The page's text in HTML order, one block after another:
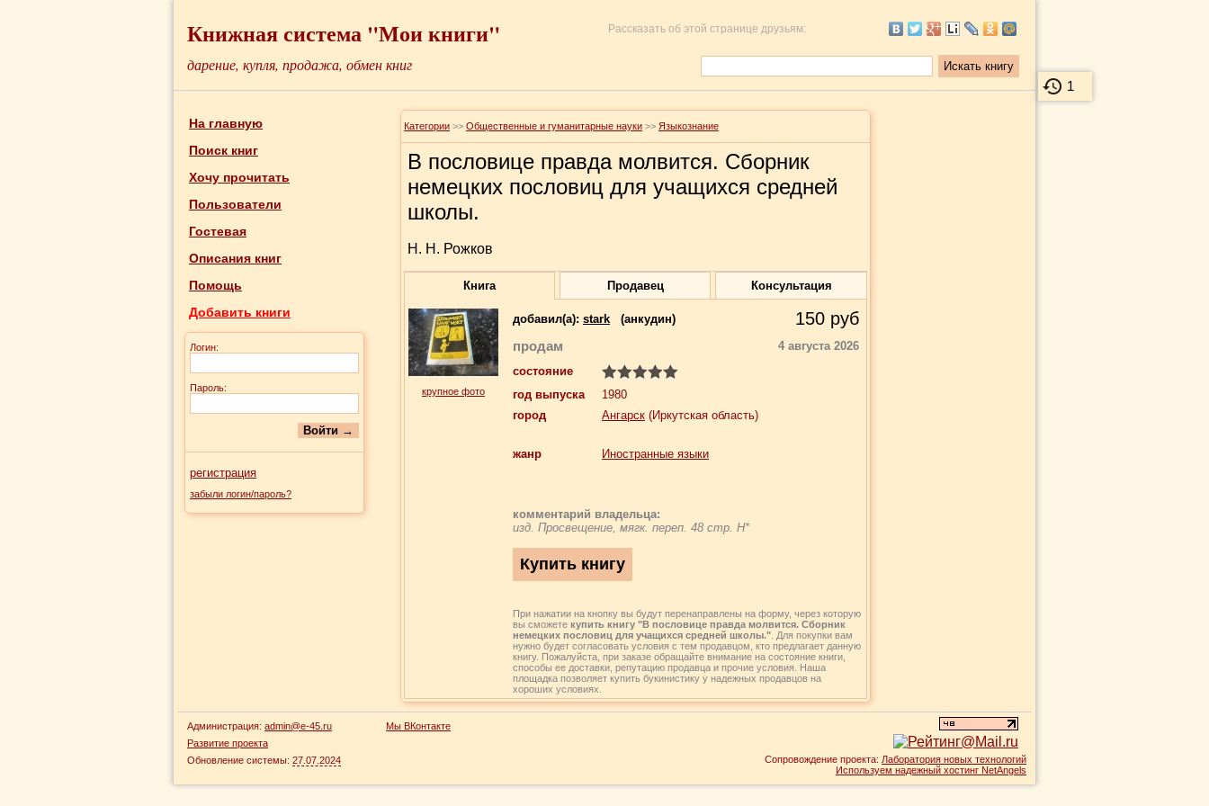
1
Книжная система "Мои книги" Рассказать об этой странице друзьям:
дарение, купля, продажа, обмен книг
На главную
Поиск книг
Хочу прочитать
Пользователи
Гостевая
Описания книг
Помощь
Добавить книги
Логин:
Пароль:
регистрация
забыли логин/пароль?
Категории >> Общественные и гуманитарные науки >> Языкознание
В пословице правда молвится. Сборник
немецких пословиц для учащихся средней
школы.
Н. Н. Рожков
Книга Продавец Консультация
крупное фото
добавил(a): stark (анкудин) 150 руб
продам
4 августа 2026
состояние
год выпуска
1980
город
Ангарск (Иркутская область)
жанр Иностранные языки
комментарий владельца:
изд. Просвещение, мягк. переп. 48 стр. Н*
При нажатии на кнопку вы будут перенаправлены на форму, через которую
вы сможете купить книгу "В пословице правда молвится. Сборник
немецких пословиц для учащихся средней школы." . Для покупки вам
нужно будет согласовать условия с тем продавцом, кто предлагает данную
книгу. Пожалуйста, при заказе обращайте внимание на состояние книги,
способы ее доставки, репутацию продавца и прочие условия. Наша
площадка позволяет купить букинистику у надежных продавцов на
хороших условиях.
Администрация: admin@e-45.ru
Развитие проекта
Обновление системы: 27.07.2024
Мы ВКонтакте
Сопровождение проекта: Лаборатория новых технологий
Используем надежный хостинг NetAngels